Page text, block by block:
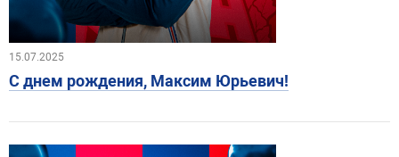
15.07.2025
С днем рождения, Максим Юрьевич!